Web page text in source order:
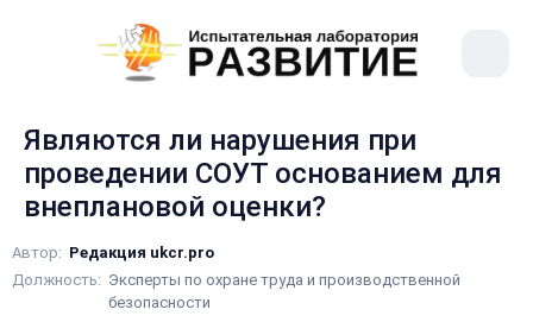
Являются ли нарушения при
проведении СОУТ основанием для
внеплановой оценки?
Автор: Редакция ukcr.pro
Должность: Эксперты по охране труда и производственной
безопасности